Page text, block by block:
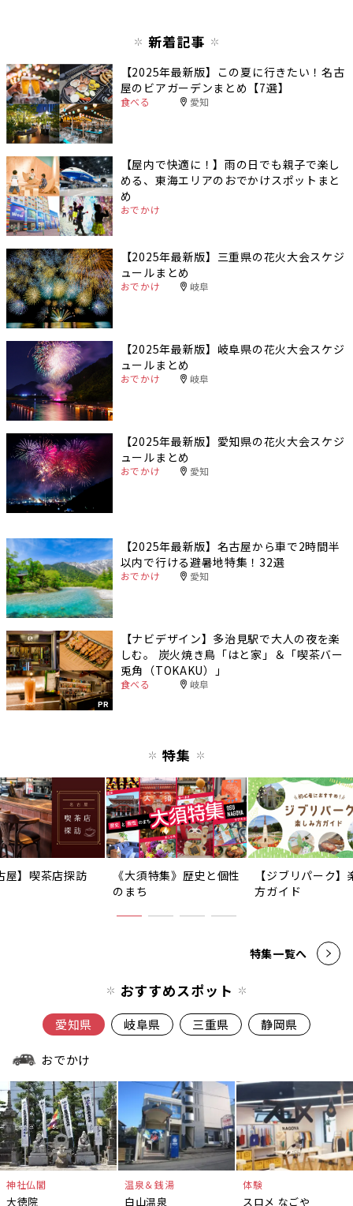
新着記事
【2025年最新版】この夏に行きたい！名古
屋のビアガーデンまとめ【7選】
食べる 愛知
【屋内で快適に！】雨の日でも親子で楽し
める、東海エリアのおでかけスポットまと
め
おでかけ
【2025年最新版】三重県の花火大会スケジ
ュールまとめ
おでかけ 岐阜
【2025年最新版】岐阜県の花火大会スケジ
ュールまとめ
おでかけ 岐阜
【2025年最新版】愛知県の花火大会スケジ
ュールまとめ
おでかけ 愛知
【2025年最新版】名古屋から車で2時間半
以内で行ける避暑地特集！32選
おでかけ 愛知
PR
【ナビデザイン】多治見駅で大人の夜を楽
しむ。 炭火焼き鳥「はと家」＆「喫茶バー
兎角（TOKAKU）」
食べる 岐阜
特集
屋】喫茶店探訪
《大須特集》歴史と個性
のまち
【ジブリパーク】
方ガイド
特集一覧へ
おすすめスポット
愛知県 岐阜県 三重県 静岡県
おでかけ
神社仏閣
大徳院
温泉＆銭湯
白山温泉
体験
スロメ なごや